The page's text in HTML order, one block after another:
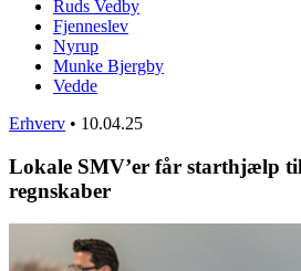
Ruds Vedby
Fjenneslev
Nyrup
Munke Bjergby
Vedde
Erhverv • 10.04.25
Lokale SMV’er får starthjælp
regnskaber